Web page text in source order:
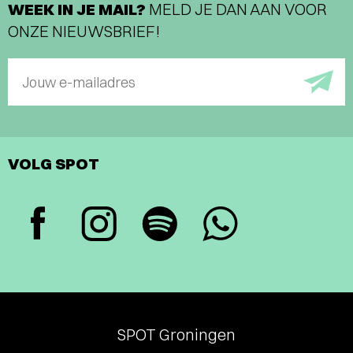
WEEK IN JE MAIL? MELD JE DAN AAN VOOR
ONZE NIEUWSBRIEF!
Jouw e-mailadres
VOLG SPOT
SPOT Groningen